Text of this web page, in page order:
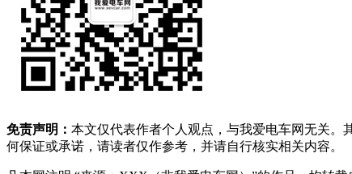
免责声明： 本文仅代表作者个人观点，与我爱电车网无关。
何保证或承诺，请读者仅作参考，并请自行核实相关内容。